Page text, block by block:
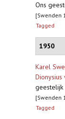
Ons
[Swenden
Tagged
1950
Karel
Dionysius
geestelijk
[Swenden
Tagged